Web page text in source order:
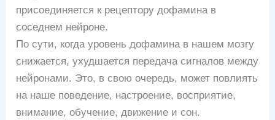
присоединяется к рецептору дофамина в
соседнем нейроне.
По сути, когда уровень дофамина в нашем мозгу
снижается, ухудшается передача сигналов между
нейронами. Это, в свою очередь, может повлиять
на наше поведение, настроение, восприятие,
внимание, обучение, движение и сон.